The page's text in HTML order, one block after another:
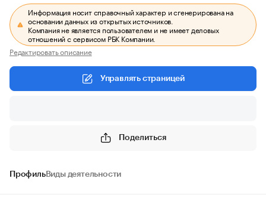
Информация носит справочный характер и сгенерирована на
основании данных из открытых источников.
Компания не является пользователем и не имеет деловых
отношений с сервисом РБК Компании.
Редактировать описание
Управлять страницей
Поделиться
ПрофильВиды деятельности